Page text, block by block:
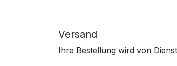
Versand
Ihre Bestellung wird von